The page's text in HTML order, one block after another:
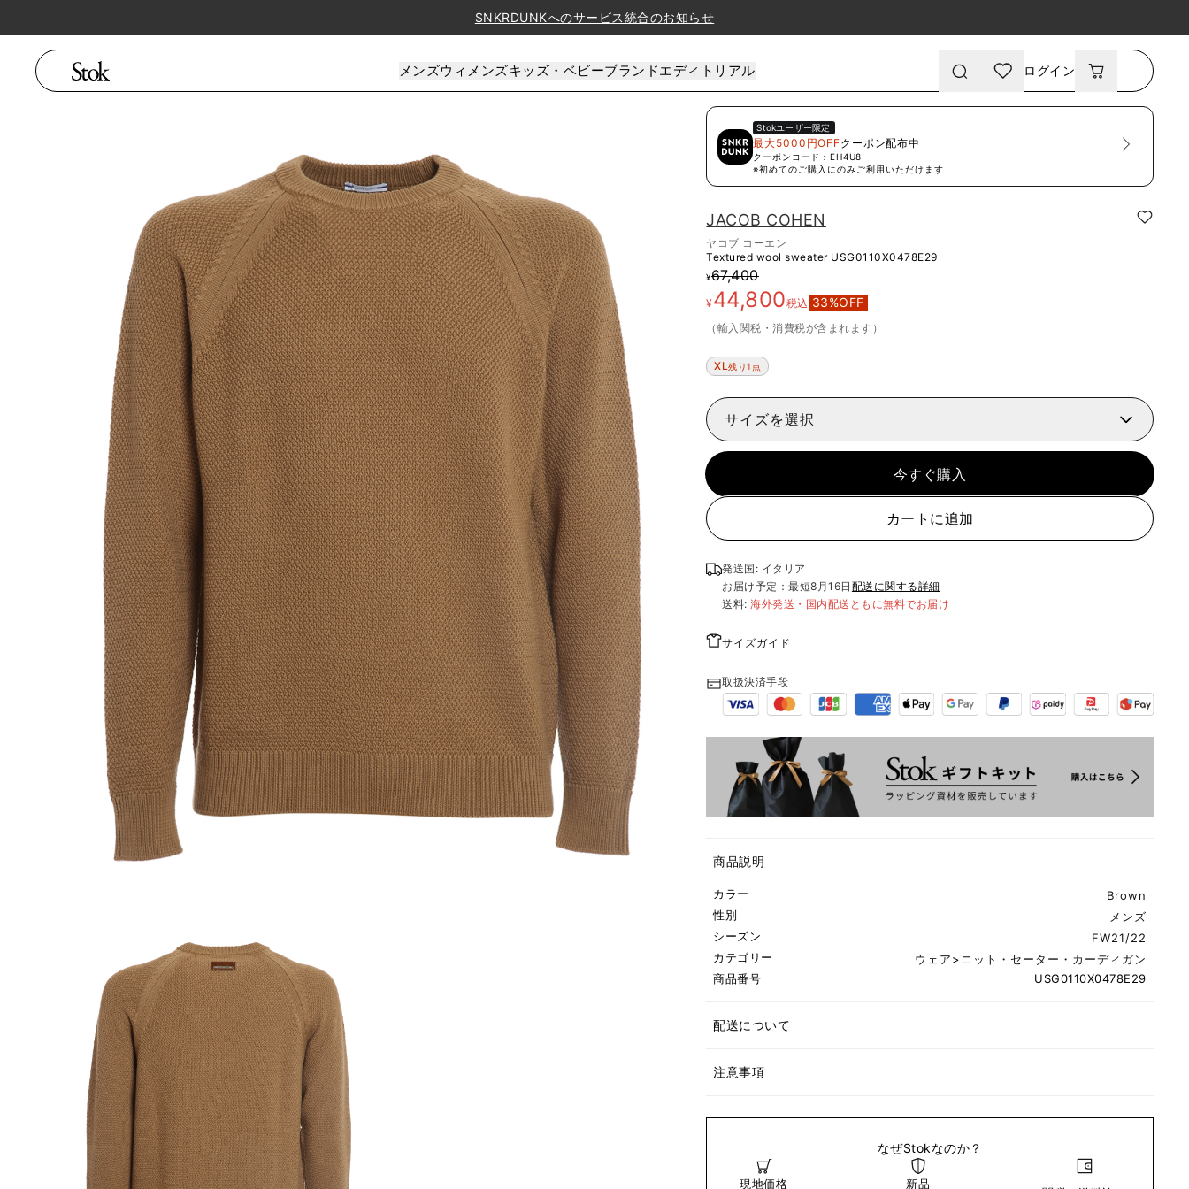
SNKRDUNKへのサービス統合のお知らせ
メンズウィメンズキッズ・ベビーブランドエディトリアル ログイン
Stokユーザー限定
最大5000円OFFクーポン配布中
クーポンコード： EH4U8
※初めてのご購入にのみご利用いただけます
JACOB COHEN
ヤコブ コーエン
Textured wool sweater USG0110X0478E29
¥67,400
¥44,800税込 33%OFF
（輸入関税・消費税が含まれます）
XL残り1点
サイズを選択
今すぐ購入
カートに追加
発送国: イタリア
お届け予定：最短8月16日 配送に関する詳細
送料:海外発送・国内配送ともに無料でお届け
サイズガイド
取扱決済手段
商品説明
カラー
Brown
性別
メンズ
シーズン
FW21/22
カテゴリー
ウェア> ニット・セーター・カーディガン
商品番号
USG0110X0478E29
配送について
注意事項
なぜStokなのか？
現地価格 新品